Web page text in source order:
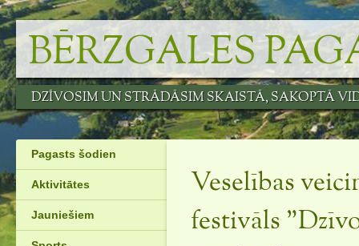
Skip
content
BĒRZGALES
DZĪVOSIM UN STRĀDĀSIM SKAISTĀ, SAKOPTĀ
Pagasts šodien
Aktivitātes
Jauniešiem
Veselības
festivāls